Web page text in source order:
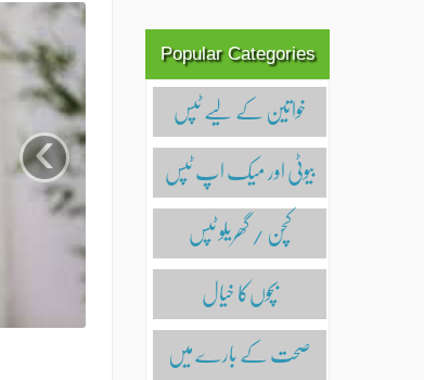
›
Popular Categories
خواتین کے لیے ٹپس
بیوٹی اور میک اپ ٹپس
کچن / گھریلو ٹپس
بچوں‌کا خیال
صحت کے بارے میں